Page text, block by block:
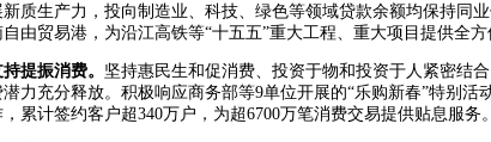
质生产力，投向制造业、科技、绿色等领域贷款余额均保持同
由贸易港，为沿江高铁等“十五五”重大工程、重大项目提供全
提振消费。 坚持惠民生和促消费、投资于物和投资于人紧密结
力充分释放。积极响应商务部等9单位开展的“乐购新春”特别
累计签约客户超340万户，为超6700万笔消费交易提供贴息服务。